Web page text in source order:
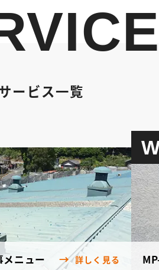
ービス一覧
ニュー 詳しく見る